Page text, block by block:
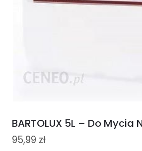
BARTOLUX 5L – Do
95,99 zł